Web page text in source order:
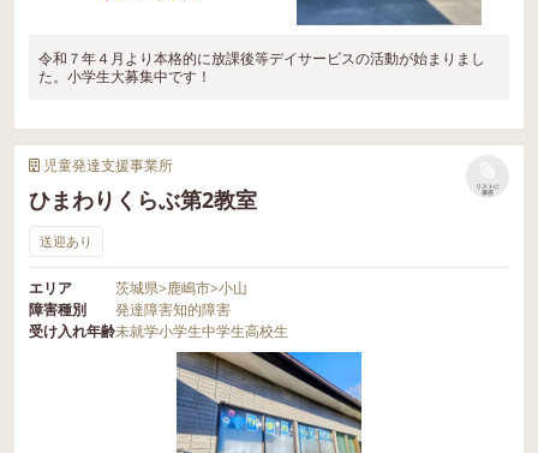
令和７年４月より本格的に放課後等デイサービスの活動が始まりまし
た。小学生大募集中です！
児童発達支援事業所
ひまわりくらぶ第2教室
リストに
保存
送迎あり
エリア 茨城県>鹿嶋市>小山
障害種別
発達障害知的障害
受け入れ年齢未就学小学生中学生高校生